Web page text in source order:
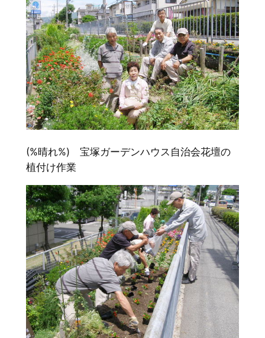
(%晴れ%) 宝塚ガーデンハウス自治会花壇の
植付け作業